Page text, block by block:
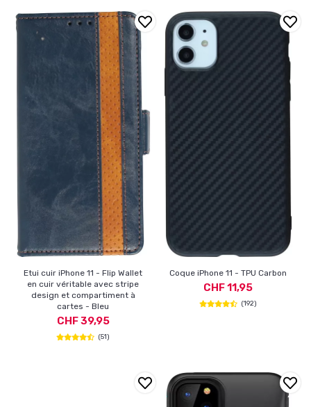
Etui cuir iPhone 11 - Flip Wallet
en cuir véritable avec stripe
design et compartiment à
cartes - Bleu
CHF 39,95
(51)
Coque iPhone 11 - TPU Carbon
CHF 11,95
(192)